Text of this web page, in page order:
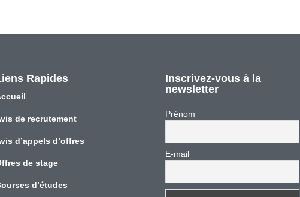
Rapides
de recrutement
d’appels d’offres
de stage
d’études
Inscrivez-vous à la
newsletter
Prénom
E-mail